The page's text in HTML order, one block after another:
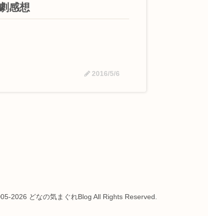
感想
2016/5/6
2026 どなの気まぐれBlog All Rights Reserved.